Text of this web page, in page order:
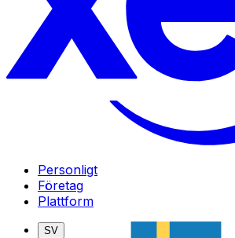
Personligt
Företag
Plattform
SV